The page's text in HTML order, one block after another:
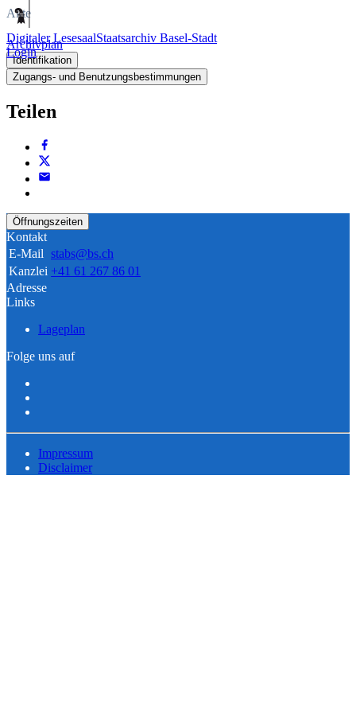
Digitaler LesesaalStaatsarchiv Basel-Stadt
Login
Akte
Archivplan
Identifikation
Zugangs- und Benutzungsbestimmungen
Teilen
Öffnungszeiten
Kontakt
E-Mail stabs@bs.ch
Kanzlei +41 61 267 86 01
Adresse
Links
Lageplan
Folge uns auf
Impressum
Disclaimer